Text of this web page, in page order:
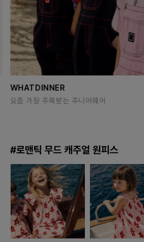
WHATDINNER
요즘 가장 주목받는 주니어웨어
#로맨틱 무드 캐주얼 원피스